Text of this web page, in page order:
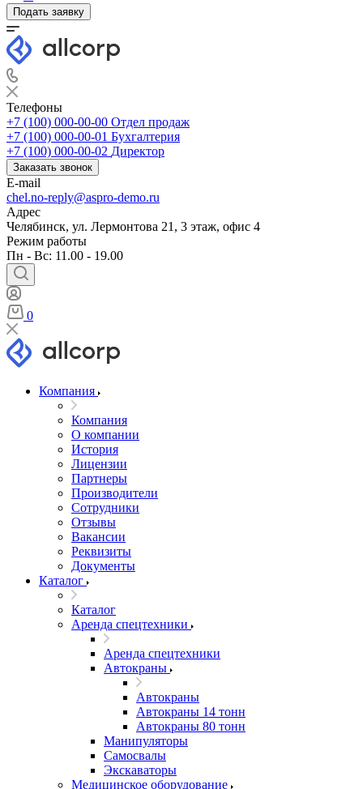
Подать заявку
Телефоны
+7 (100) 000-00-00 Отдел продаж
+7 (100) 000-00-01 Бухгалтерия
+7 (100) 000-00-02 Директор
Заказать звонок
E-mail
chel.no-reply@aspro-demo.ru
Адрес
Челябинск, ул. Лермонтова 21, 3 этаж, офис 4
Режим работы
Пн - Вс: 11.00 - 19.00
0
Компания
Компания
О компании
История
Лицензии
Партнеры
Производители
Сотрудники
Отзывы
Вакансии
Реквизиты
Документы
Каталог
Каталог
Аренда спецтехники
Аренда спецтехники
Автокраны
Автокраны
Автокраны 14 тонн
Автокраны 80 тонн
Манипуляторы
Самосвалы
Экскаваторы
Медицинское оборудование